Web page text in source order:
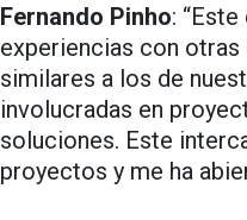
Fernando Pinho:
experiencias con
similares a los de
involucradas en
soluciones. Este
proyectos y me ha